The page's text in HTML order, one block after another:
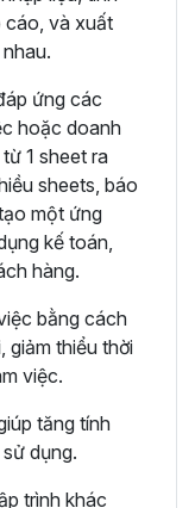
cáo, và xuất
ứng các
hoặc doanh
1 sheet ra
sheets, báo
một ứng
kế toán,
hàng.
bằng cách
giảm thiểu thời
việc.
tăng tính
dụng.
trình khác